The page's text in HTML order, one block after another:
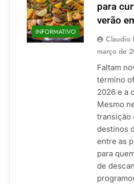
INFORMATIVO
para
verão
Claudio
março de
Faltam
término
2026 e a
Mesmo
transição
destinos
entre as
para
de